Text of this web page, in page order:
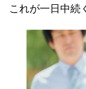
これが一日中続